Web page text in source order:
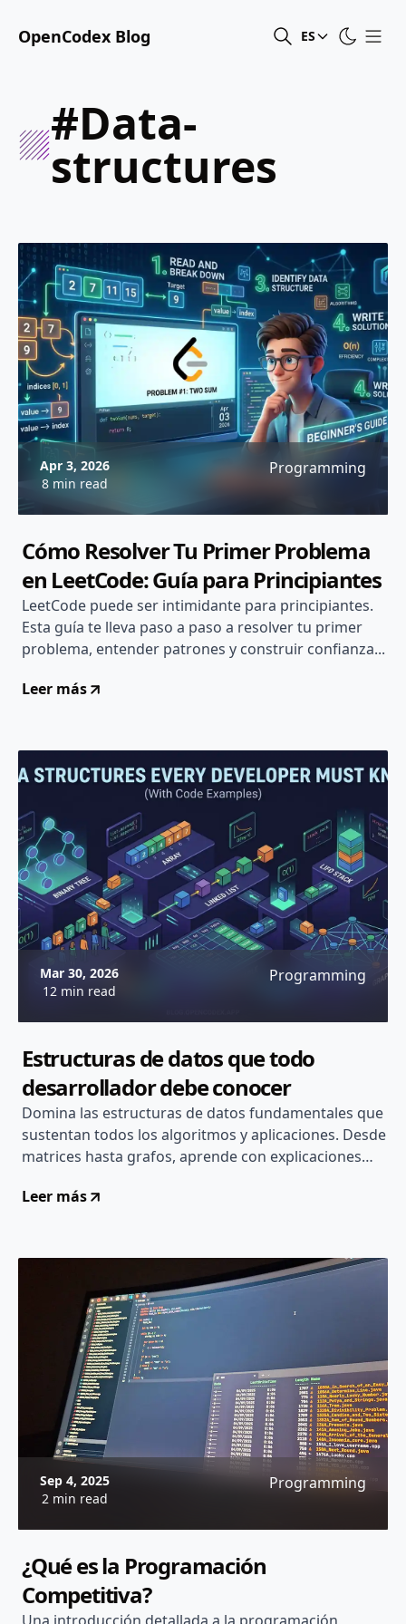
OpenCodex Blog ES
#data-
structures
Apr 3, 2026
8 min read
Programming
Cómo Resolver Tu Primer Problema
en LeetCode: Guía para Principiantes
LeetCode puede ser intimidante para principiantes.
Esta guía te lleva paso a paso a resolver tu primer
problema, entender patrones y construir confianza...
Leer más
Mar 30, 2026
12 min read
Programming
Estructuras de datos que todo
desarrollador debe conocer
Domina las estructuras de datos fundamentales que
sustentan todos los algoritmos y aplicaciones. Desde
matrices hasta grafos, aprende con explicaciones
Leer más
Sep 4, 2025
2 min read
Programming
¿Qué es la Programación
Competitiva?